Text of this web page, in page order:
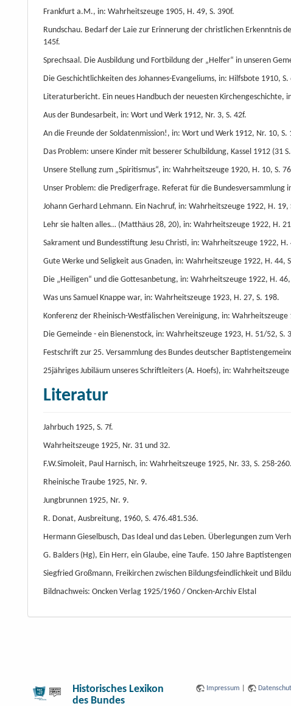
Frankfurt a.M., in: Wahrheitszeuge 1905, H. 49, S. 390f.
Rundschau. Bedarf der Laie zur Erinnerung der christlichen Erkenntnis
145f.
Sprechsaal. Die Ausbildung und Fortbildung der „Helfer“ in unseren
Die Geschichtlichkeiten des Johannes-Evangeliums, in: Hilfsbote 1910, S.
Literaturbericht. Ein neues Handbuch der neuesten Kirchengeschichte,
Aus der Bundesarbeit, in: Wort und Werk 1912, Nr. 3, S. 42f.
An die Freunde der Soldatenmission!, in: Wort und Werk 1912, Nr. 10,
Das Problem: unsere Kinder mit besserer Schulbildung, Kassel 1912 (31
Unsere Stellung zum „Spiritismus“, in: Wahrheitszeuge 1920, H. 10, S.
Unser Problem: die Predigerfrage. Referat für die Bundesversammlung
Johann Gerhard Lehmann. Ein Nachruf, in: Wahrheitszeuge 1922, H. 19,
Lehr sie halten alles… (Matthäus 28, 20), in: Wahrheitszeuge 1922, H.
Sakrament und Bundesstiftung Jesu Christi, in: Wahrheitszeuge 1922, H.
Gute Werke und Seligkeit aus Gnaden, in: Wahrheitszeuge 1922, H. 44,
Die „Heiligen“ und die Gottesanbetung, in: Wahrheitszeuge 1922, H. 46,
Was uns Samuel Knappe war, in: Wahrheitszeuge 1923, H. 27, S. 198.
Konferenz der Rheinisch-Westfälischen Vereinigung, in: Wahrheitszeuge
Die Gemeinde - ein Bienenstock, in: Wahrheitszeuge 1923, H. 51/52, S.
Festschrift zur 25. Versammlung des Bundes deutscher
25jähriges Jubiläum unseres Schriftleiters (A. Hoefs), in: Wahrheitszeuge
Literatur
Jahrbuch 1925, S. 7f.
Wahrheitszeuge 1925, Nr. 31 und 32.
F.W.Simoleit, Paul Harnisch, in: Wahrheitszeuge 1925, Nr. 33, S. 258-260.
Rheinische Traube 1925, Nr. 9.
Jungbrunnen 1925, Nr. 9.
R. Donat, Ausbreitung, 1960, S. 476.481.536.
Hermann Gieselbusch, Das Ideal und das Leben. Überlegungen zum
G. Balders (Hg), Ein Herr, ein Glaube, eine Taufe. 150 Jahre
Siegfried Großmann, Freikirchen zwischen Bildungsfeindlichkeit und
Bildnachweis: Oncken Verlag 1925/1960 / Oncken-Archiv Elstal
Historisches Lexikon
des Bundes
Impressum